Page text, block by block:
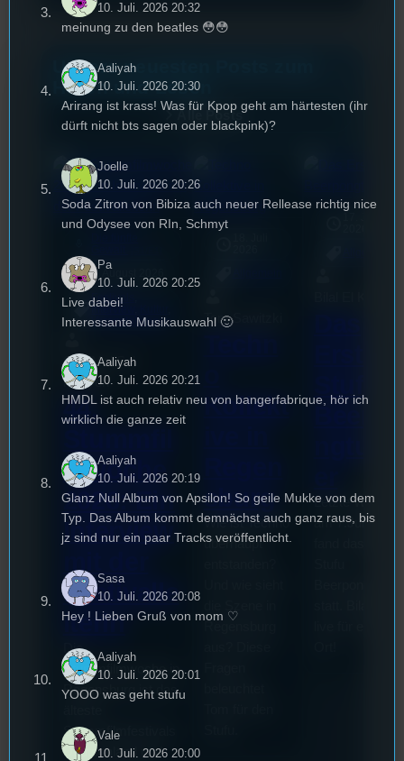
Unsere neuesten Posts zum
Hören und Lesen
Alle Posts
3. August 2026
Festivals
Interview
Veranstaltungen
Sao-Mai Sol
Nguyen
44.
mwoche
2026: Ein
Interview
mit der
Festivalle
iterin
Die
Stummfilmwoche in
Regensburg ist das
Stummfilmfestivals
Deutschland und
Tom Sawitzki
Kollekt
sburg
Wie ist Techno
überhaupt
Letzte Woche
am 7.Juli 2026
10. Juli. 2026 20:32
meinung zu den beatles 😳😳
Aaliyah
10. Juli. 2026 20:30
Arirang ist krass! Was für Kpop geht am härtesten (ihr
dürft nicht bts sagen oder blackpink)?
Joelle
10. Juli. 2026 20:26
Soda Zitron von Bibiza auch neuer Rellease richtig nice
und Odysee von RIn, Schmyt
Pa
10. Juli. 2026 20:25
Live dabei!
Interessante Musikauswahl 🙂
Aaliyah
10. Juli. 2026 20:21
HMDL ist auch relativ neu von bangerfabrique, hör ich
wirklich die ganze zeit
Aaliyah
10. Juli. 2026 20:19
Glanz Null Album von Apsilon! So geile Mukke von dem
Typ. Das Album kommt demnächst auch ganz raus, bis
jz sind nur ein paar Tracks veröffentlicht.
Sasa
10. Juli. 2026 20:08
Hey ! Lieben Gruß von mom ♡
Aaliyah
10. Juli. 2026 20:01
YOOO was geht stufu
Vale
10. Juli. 2026 20:00